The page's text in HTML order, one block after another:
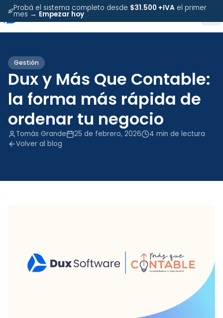
Probá el sistema completo desde $31.500 +IVAel primer
mes → Empezar hoy
Gestión
Dux y Más Que Contable:
la forma más rápida de
ordenar tu negocio
Tomás Grande 25 de febrero, 2026 4 min de lectura
Volver al blog